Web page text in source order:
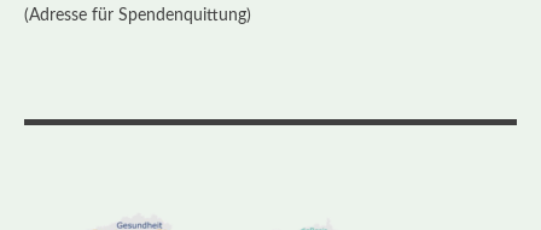
(Adresse für Spendenquittung)